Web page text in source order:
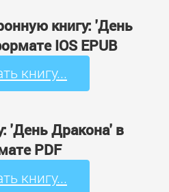
книгу: 'День
IOS EPUB
книгу...
'День Дракона' в
PDF
книгу...